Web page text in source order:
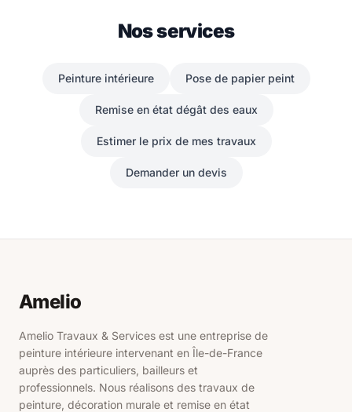
Nos services
Peinture intérieure Pose de papier peint
Remise en état dégât des eaux
Estimer le prix de mes travaux
Demander un devis
Amelio
Amelio Travaux & Services est une entreprise de
peinture intérieure intervenant en Île-de-France
auprès des particuliers, bailleurs et
professionnels. Nous réalisons des travaux de
peinture, décoration murale et remise en état